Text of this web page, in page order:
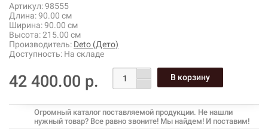
Артикул:98555
Длина:90.00 см
Ширина:90.00 см
Высота:215.00 см
Производитель: Deto (Дето)
Доступность: На складе
42 400.00 р.
Огромный каталог поставляемой продукции. Не нашли
нужный товар? Все равно звоните! Мы найдем! И поставим!